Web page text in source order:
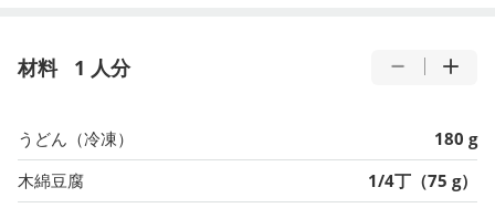
材料 1 人分
うどん（冷凍）
180 g
木綿豆腐
1/4丁（75 g）